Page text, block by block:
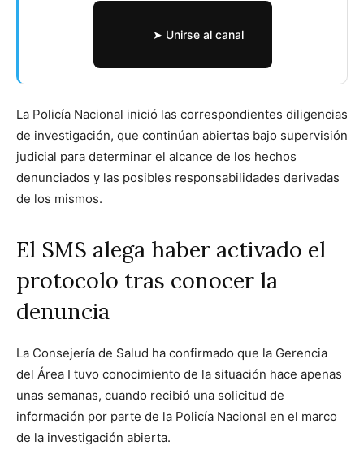
➤ Unirse al canal
La Policía Nacional inició las correspondientes diligencias
de investigación, que continúan abiertas bajo supervisión
judicial para determinar el alcance de los hechos
denunciados y las posibles responsabilidades derivadas
de los mismos.
El SMS alega haber activado el
protocolo tras conocer la
denuncia
La Consejería de Salud ha confirmado que la Gerencia
del Área I tuvo conocimiento de la situación hace apenas
unas semanas, cuando recibió una solicitud de
información por parte de la Policía Nacional en el marco
de la investigación abierta.